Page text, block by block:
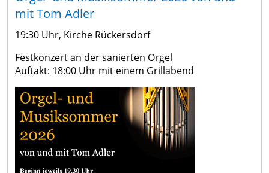
mit Tom Adler
19:30 Uhr, Kirche Rückersdorf
Festkonzert an der sanierten Orgel
Auftakt: 18:00 Uhr mit einem Grillabend